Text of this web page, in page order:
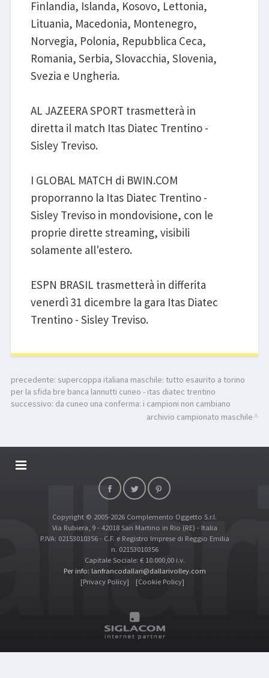
Finlandia, Islanda, Kosovo, Lettonia,
Lituania, Macedonia, Montenegro,
Norvegia, Polonia, Repubblica Ceca,
Romania, Serbia, Slovacchia, Slovenia,
Svezia e Ungheria.
AL JAZEERA SPORT trasmetterà in
diretta il match Itas Diatec Trentino -
Sisley Treviso.
I GLOBAL MATCH di BWIN.COM
proporranno la Itas Diatec Trentino -
Sisley Treviso in mondovisione, con le
proprie dirette streaming, visibili
solamente all'estero.
ESPN BRASIL trasmetterà in differita
venerdì 31 dicembre la gara Itas Diatec
Trentino - Sisley Treviso.
precedente: supercoppa italiana maschile: tutto esaurito a torino
per la sfida bre banca lannutti cuneo - itas diatec trentino
successivo: da cuneo una conferma: i campioni non cambiano
archivio campionato maschile
DALLARIVOLLEY SOSTIENE
TOP RICERCHE
SITE MAP
Copyright © 2005-2026 Complemento Oggetto S.r.l.
Via Rubiera, 9 - 42018 San Martino in Rio (RE) - Italia
P.IVA: 02153010356 - C.F. e Registro Imprese di Reggio Emilia
n. 02153010356
Capitale Sociale: € 10.000,00 i.v.
Per info: lanfrancodallari@dallarivolley.com
[Privacy Policy]
[Cookie Policy]